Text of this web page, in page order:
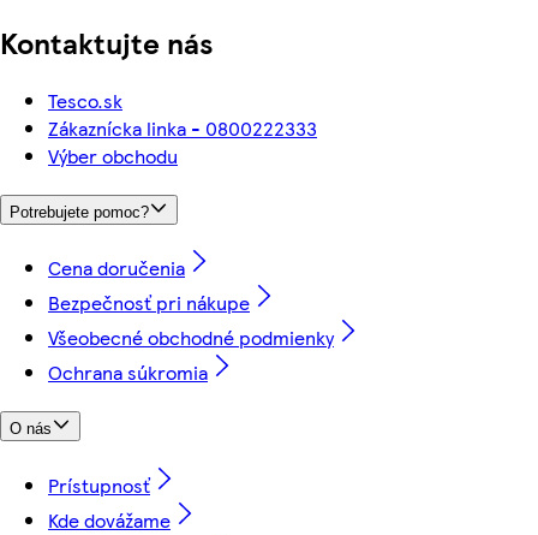
Kontaktujte nás
Tesco.sk
Zákaznícka linka - 0800222333
Výber obchodu
Potrebujete pomoc?
Cena doručenia
Bezpečnosť pri nákupe
Všeobecné obchodné podmienky
Ochrana súkromia
O nás
Prístupnosť
Kde dovážame